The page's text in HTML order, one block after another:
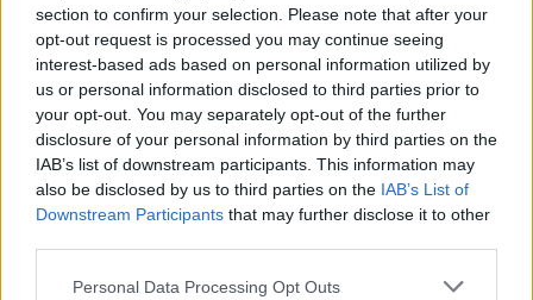
section to confirm your selection. Please note that after your
opt-out request is processed you may continue seeing
interest-based ads based on personal information utilized by
us or personal information disclosed to third parties prior to
your opt-out. You may separately opt-out of the further
disclosure of your personal information by third parties on the
IAB’s list of downstream participants. This information may
also be disclosed by us to third parties on the IAB’s List of
Downstream Participants that may further disclose it to other
Please note that this website/app uses one or more Google
Personal Data Processing Opt Outs
Christmas in the City 2022
Ξέρεις να διαβάζεις την ετικέτα
ενός κρασιού;